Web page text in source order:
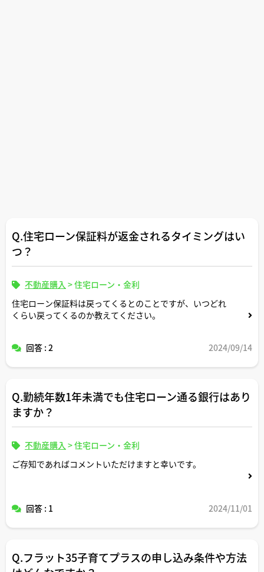
Q.住宅ローン保証料が返金されるタイミングはい
つ？
不動産購入 >住宅ローン・金利
住宅ローン保証料は戻ってくるとのことですが、いつどれ
くらい戻ってくるのか教えてください。
回答 : 2 2024/09/14
Q.勤続年数1年未満でも住宅ローン通る銀行はあり
ますか？
不動産購入 >住宅ローン・金利
ご存知であればコメントいただけますと幸いです。
回答 : 1 2024/11/01
Q.フラット35子育てプラスの申し込み条件や方法